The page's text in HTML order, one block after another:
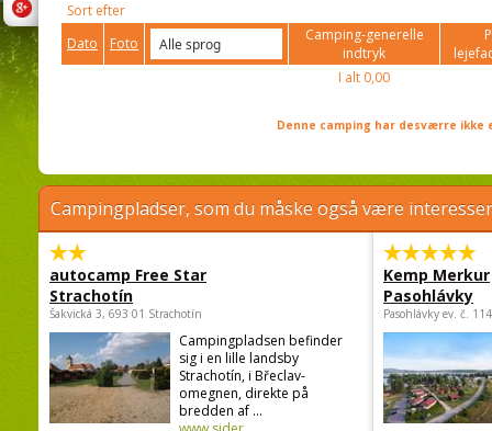
Sort efter
Dato
Foto
Camping-generelle
indtryk
I alt 0,00
Denne camping har desværre
Campingpladser, som du måske også være
autocamp Free Star
Strachotín
Šakvická 3, 693 01 Strachotín
Campingpladsen befinder
sig i en lille landsby
Strachotín, i Břeclav-
omegnen, direkte på
bredden af ...
Kemp Merkur
Pasohlávky
Pasohlávky ev. č.